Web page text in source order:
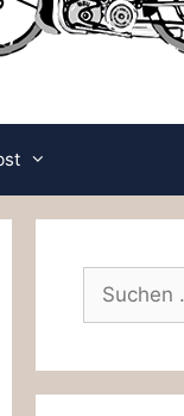
Suchen
nach: